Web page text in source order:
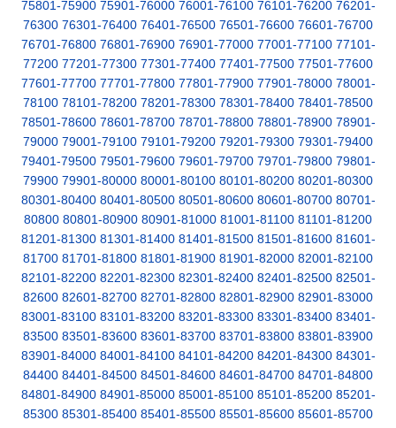
75801-75900 75901-76000 76001-76100 76101-76200 76201-
76300 76301-76400 76401-76500 76501-76600 76601-76700
76701-76800 76801-76900 76901-77000 77001-77100 77101-
77200 77201-77300 77301-77400 77401-77500 77501-77600
77601-77700 77701-77800 77801-77900 77901-78000 78001-
78100 78101-78200 78201-78300 78301-78400 78401-78500
78501-78600 78601-78700 78701-78800 78801-78900 78901-
79000 79001-79100 79101-79200 79201-79300 79301-79400
79401-79500 79501-79600 79601-79700 79701-79800 79801-
79900 79901-80000 80001-80100 80101-80200 80201-80300
80301-80400 80401-80500 80501-80600 80601-80700 80701-
80800 80801-80900 80901-81000 81001-81100 81101-81200
81201-81300 81301-81400 81401-81500 81501-81600 81601-
81700 81701-81800 81801-81900 81901-82000 82001-82100
82101-82200 82201-82300 82301-82400 82401-82500 82501-
82600 82601-82700 82701-82800 82801-82900 82901-83000
83001-83100 83101-83200 83201-83300 83301-83400 83401-
83500 83501-83600 83601-83700 83701-83800 83801-83900
83901-84000 84001-84100 84101-84200 84201-84300 84301-
84400 84401-84500 84501-84600 84601-84700 84701-84800
84801-84900 84901-85000 85001-85100 85101-85200 85201-
85300 85301-85400 85401-85500 85501-85600 85601-85700